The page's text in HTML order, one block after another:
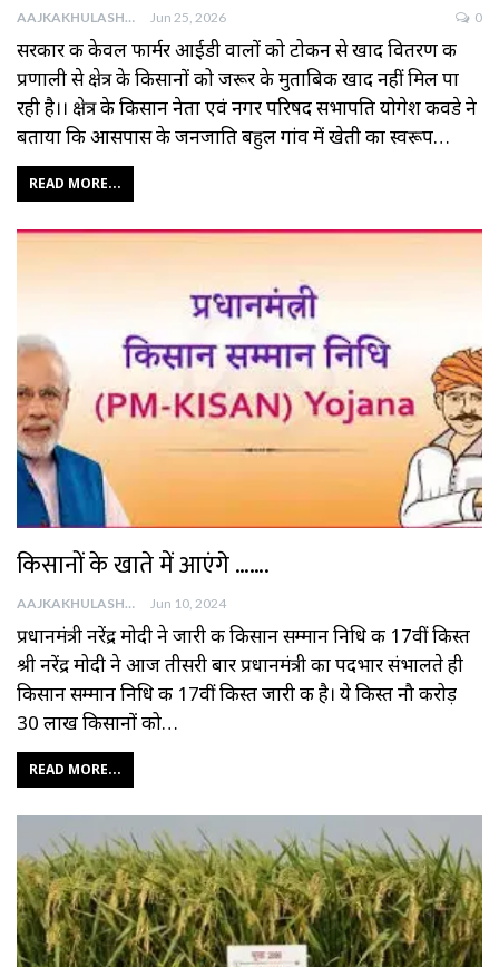
AAJKAKHULASHA Jun 25, 2026 0
सरकार की केवल फार्मर आईडी वालों को टोकन से खाद वितरण की
प्रणाली से क्षेत्र के किसानों को जरूर के मुताबिक खाद नहीं मिल पा
रही है।। क्षेत्र के किसान नेता एवं नगर परिषद सभापति योगेश कवडे ने
बताया कि आसपास के जनजाति बहुल गांव में खेती का स्वरूप…
READ MORE...
किसानों के खाते में आएंगे …….
AAJKAKHULASHA Jun 10, 2024
प्रधानमंत्री नरेंद्र मोदी ने जारी की किसान सम्‍मान निधि की 17वीं किस्त
श्री नरेंद्र मोदी ने आज तीसरी बार प्रधानमंत्री का पदभार संभालते ही
किसान सम्‍मान निधि की 17वीं किस्त जारी की है। ये किस्त नौ करोड़
30 लाख किसानों को…
READ MORE...